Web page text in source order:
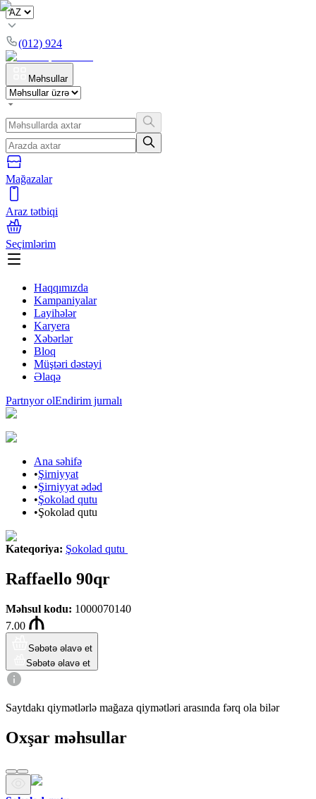
(012) 924
Məhsullar
Mağazalar
Araz tətbiqi
Seçimlərim
Haqqımızda
Kampaniyalar
Layihələr
Karyera
Xəbərlər
Bloq
Müştəri dəstəyi
Əlaqə
Partnyor olEndirim jurnalı
Ana səhifə
•Şirniyyat
•Şirniyyat ədəd
•Şokolad qutu
•Şokolad qutu
Kateqoriya: Şokolad qutu
Raffaello 90qr
Məhsul kodu: 1000070140
7.00
Səbətə əlavə et
Səbətə əlavə et
Saytdakı qiymətlərlə mağaza qiymətləri arasında fərq ola bilər
Oxşar məhsullar